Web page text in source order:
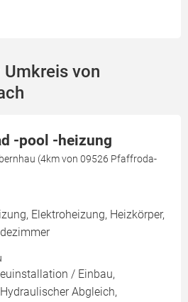
von
-pool -heizung
(4km von 09526 Pfaffroda-
Elektroheizung, Heizkörper,
/ Einbau,
Abgleich,